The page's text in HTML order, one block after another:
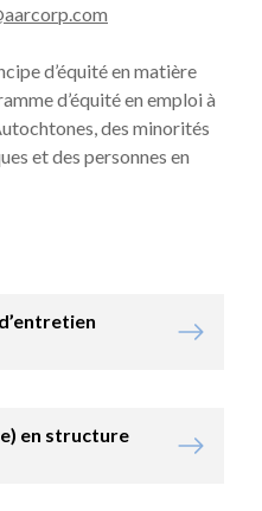
d’équité en matière
d’équité en emploi à
des minorités
et des personnes en
en structure